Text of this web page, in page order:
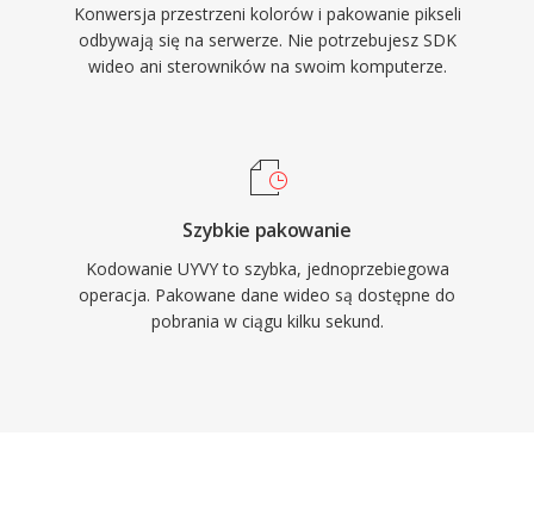
Konwersja przestrzeni kolorów i pakowanie pikseli
odbywają się na serwerze. Nie potrzebujesz SDK
wideo ani sterowników na swoim komputerze.
Szybkie pakowanie
Kodowanie UYVY to szybka, jednoprzebiegowa
operacja. Pakowane dane wideo są dostępne do
pobrania w ciągu kilku sekund.